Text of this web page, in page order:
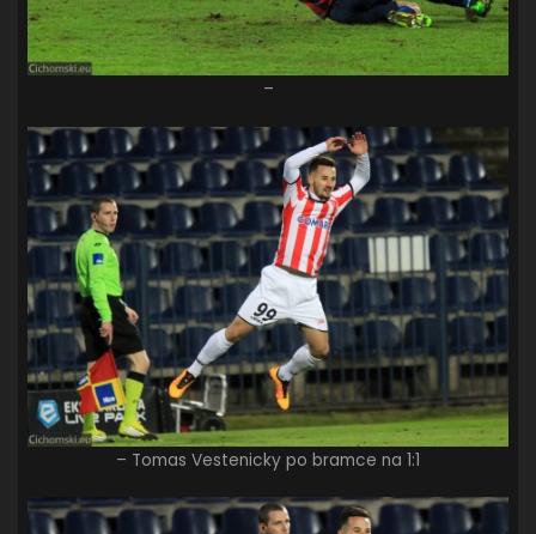
–
– Tomas Vestenicky po bramce na 1:1